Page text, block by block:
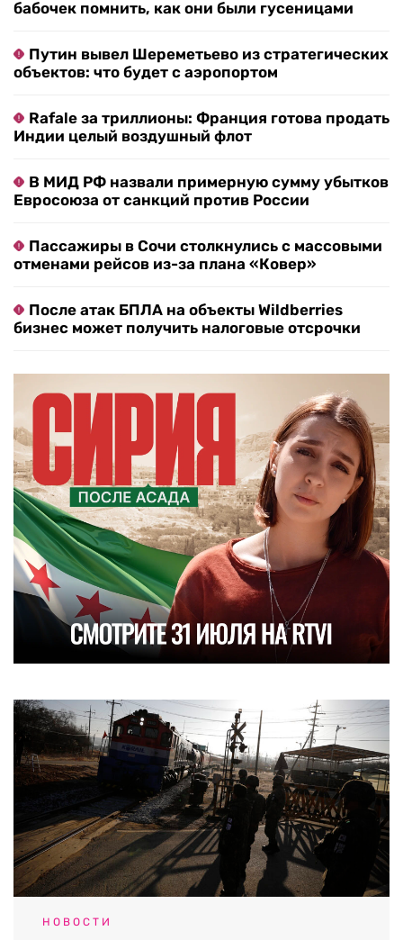
бабочек помнить, как они были гусеницами
Путин вывел Шереметьево из стратегических
объектов: что будет с аэропортом
Rafale за триллионы: Франция готова продать
Индии целый воздушный флот
В МИД РФ назвали примерную сумму убытков
Евросоюза от санкций против России
Пассажиры в Сочи столкнулись с массовыми
отменами рейсов из-за плана «Ковер»
После атак БПЛА на объекты Wildberries
бизнес может получить налоговые отсрочки
НОВОСТИ